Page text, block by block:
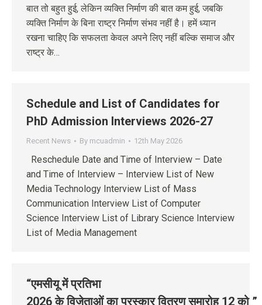
बात तो बहुत हुई, लेकिन व्यक्ति निर्माण की बात कम हुई, जबकि
व्यक्ति निर्माण के बिना राष्ट्र निर्माण संभव नहीं है। हमें ध्यान
रखना चाहिए कि सफलता केवल अपने लिए नहीं बल्कि समाज और
राष्ट्र के…
Schedule and List of Candidates for
PhD Admission Interviews 2026-27
Recent News By mcuadmin 12th May 2026
Reschedule Date and Time of Interview – Date
and Time of Interview – Interview List of New
Media Technology Interview List of Mass
Communication Interview List of Computer
Science Interview List of Library Science Interview
List of Media Management
“एमसीयू में प्रतिभा
2026 के विजेताओं का पुरस्कार वितरण समारोह 12 को ”